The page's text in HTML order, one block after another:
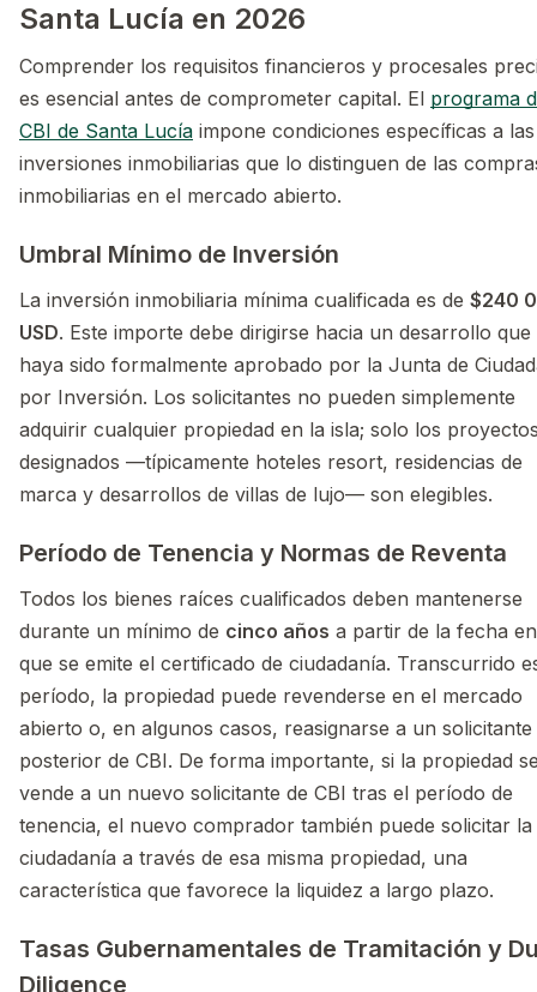
Santa Lucía en 2026
Comprender los requisitos financieros y procesales
es esencial antes de comprometer capital. El programa
CBI de Santa Lucía impone condiciones específicas a las
inversiones inmobiliarias que lo distinguen de las
inmobiliarias en el mercado abierto.
Umbral Mínimo de Inversión
La inversión inmobiliaria mínima cualificada es de $240
USD. Este importe debe dirigirse hacia un desarrollo que
haya sido formalmente aprobado por la Junta de
por Inversión. Los solicitantes no pueden simplemente
adquirir cualquier propiedad en la isla; solo los
designados —típicamente hoteles resort, residencias de
marca y desarrollos de villas de lujo— son elegibles.
Período de Tenencia y Normas de Reventa
Todos los bienes raíces cualificados deben mantenerse
durante un mínimo de cinco años a partir de la fecha en
que se emite el certificado de ciudadanía. Transcurrido
período, la propiedad puede revenderse en el mercado
abierto o, en algunos casos, reasignarse a un solicitante
posterior de CBI. De forma importante, si la propiedad
vende a un nuevo solicitante de CBI tras el período de
tenencia, el nuevo comprador también puede solicitar la
ciudadanía a través de esa misma propiedad, una
característica que favorece la liquidez a largo plazo.
Tasas Gubernamentales de Tramitación y
Diligence